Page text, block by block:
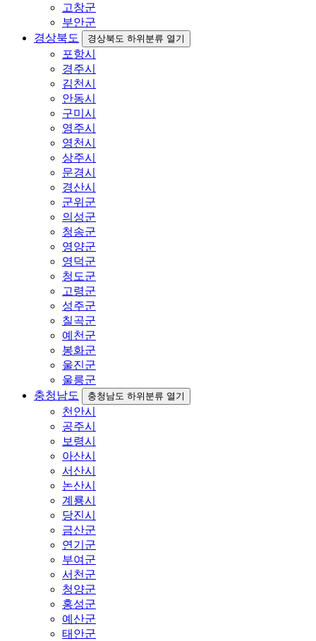
고창군
부안군
경상북도
경상북도 하위분류 열기
포항시
경주시
김천시
안동시
구미시
영주시
영천시
상주시
문경시
경산시
군위군
의성군
청송군
영양군
영덕군
청도군
고령군
성주군
칠곡군
예천군
봉화군
울진군
울릉군
충청남도
충청남도 하위분류 열기
천안시
공주시
보령시
아산시
서산시
논산시
계룡시
당진시
금산군
연기군
부여군
서천군
청양군
홍성군
예산군
태안군